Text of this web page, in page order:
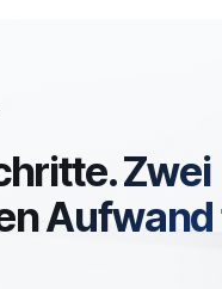
Zwei